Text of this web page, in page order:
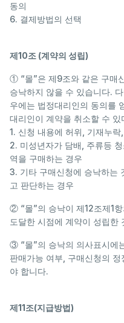
동의
6. 결제방법의 선택
제10조 (계약의 성립)
① “몰”은 제9조와 같은 구매
승낙하지 않을 수 있습니다.
우에는 법정대리인의 동의를
대리인이 계약을 취소할 수
1. 신청 내용에 허위, 기재누
2. 미성년자가 담배, 주류등
역을 구매하는 경우
3. 기타 구매신청에 승낙하는
고 판단하는 경우
② “몰”의 승낙이 제12조제1
도달한 시점에 계약이 성립한
③ “몰”의 승낙의 의사표시에
판매가능 여부, 구매신청의
야 합니다.
제11조(지급방법)